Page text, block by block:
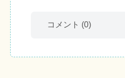
コメント (0)